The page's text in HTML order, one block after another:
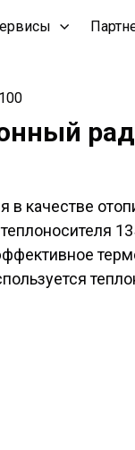
качестве